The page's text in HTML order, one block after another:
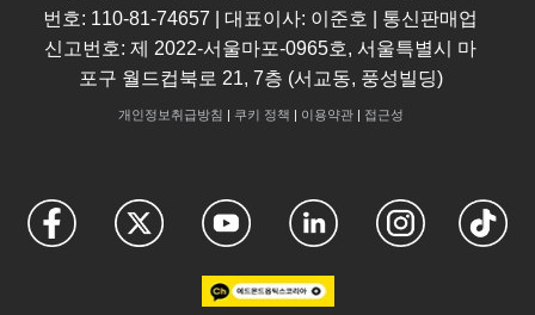
번호: 110-81-74657 | 대표이사: 이준호 | 통신판매업
신고번호: 제 2022-서울마포-0965호, 서울특별시 마
포구 월드컵북로 21, 7층 (서교동, 풍성빌딩)
개인정보취급방침 | 쿠키 정책 | 이용약관| 접근성